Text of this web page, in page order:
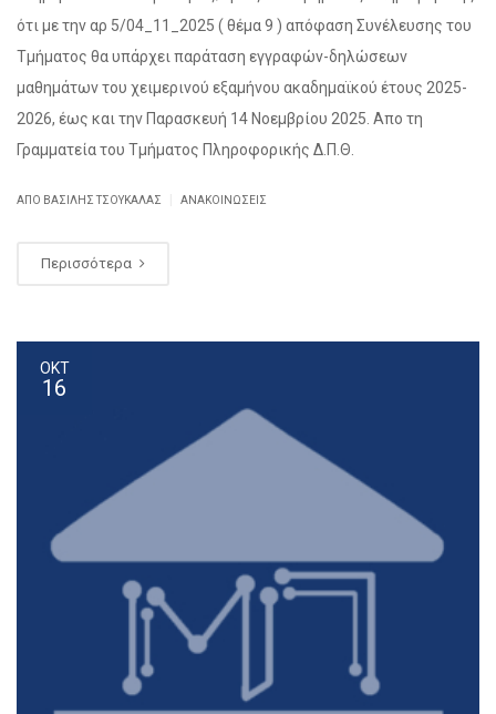
ότι με την αρ 5/04_11_2025 ( θέμα 9 ) απόφαση Συνέλευσης του
Τμήματος θα υπάρχει παράταση εγγραφών-δηλώσεων
μαθημάτων του χειμερινού εξαμήνου ακαδημαϊκού έτους 2025-
2026, έως και την Παρασκευή 14 Νοεμβρίου 2025. Απο τη
Γραμματεία του Τμήματος Πληροφορικής Δ.Π.Θ.
ΑΠΌ ΒΑΣΊΛΗΣ ΤΣΟΥΚΑΛΆΣ ΑΝΑΚΟΙΝΏΣΕΙΣ
Περισσότερα
ΟΚΤ
16